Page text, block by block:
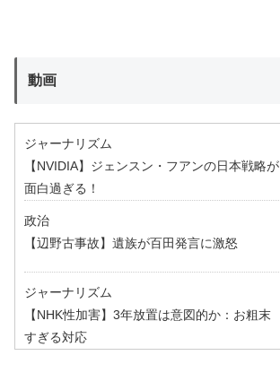
動画
ジャーナリズム
【NVIDIA】ジェンスン・フアンの日本戦略が
面白過ぎる！
政治
【辺野古事故】遺族が百田発言に激怒
ジャーナリズム
【NHK性加害】3年放置は意図的か：お粗末
すぎる対応